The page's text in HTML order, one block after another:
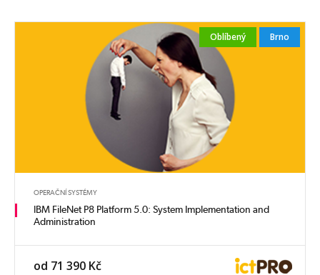
Oblíbený Brno
OPERAČNÍ SYSTÉMY
IBM FileNet P8 Platform 5.0: System Implementation and
Administration
od 71 390 Kč